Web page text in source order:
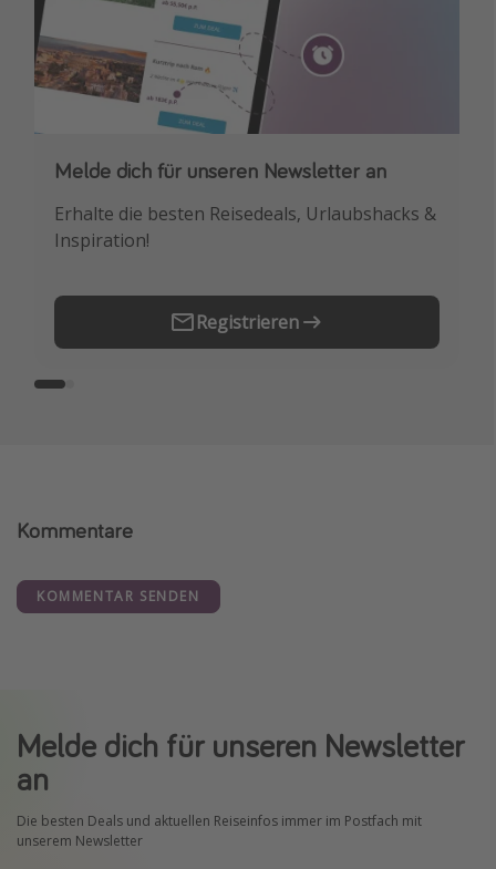
Melde dich für unseren Newsletter an
Erhalte die besten Reisedeals, Urlaubshacks &
Inspiration!
Registrieren
Downloade unsere App
Buche die besten Reiseschnäppchen als
Erstes.
Kommentare
KOMMENTAR SENDEN
Melde dich für unseren Newsletter
an
Die besten Deals und aktuellen Reiseinfos immer im Postfach mit
unserem Newsletter